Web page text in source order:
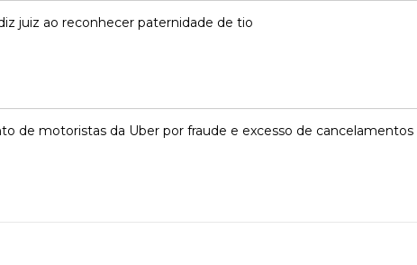
juiz ao reconhecer paternidade de tio
de motoristas da Uber por fraude e excesso de cancelamentos